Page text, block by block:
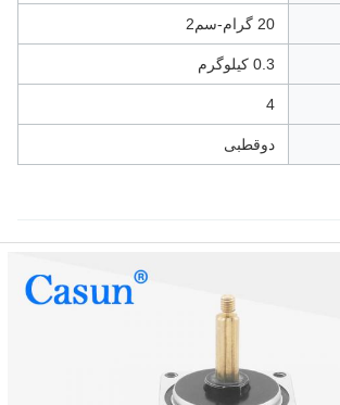
20 گرام-سم2
0.3 کیلوگرم
4
دوقطبی